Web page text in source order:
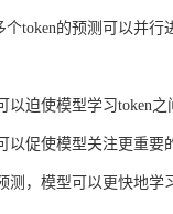
个token的预测可以并
以迫使模型学习token
以促使模型关注更重
测，模型可以更快地